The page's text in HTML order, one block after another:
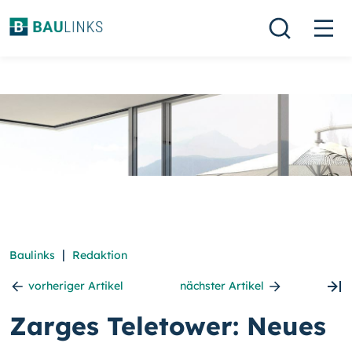
Baulinks | Redaktion
vorheriger Artikel nächster Artikel
Zarges Teletower: Neues